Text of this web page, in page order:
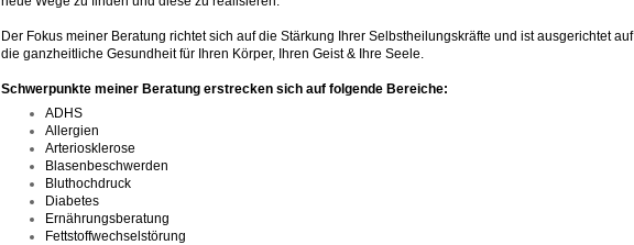
Der Fokus meiner Beratung richtet sich auf die Stärkung Ihrer Selbstheilungskräfte und ist ausgerichtet auf
die ganzheitliche Gesundheit für Ihren Körper, Ihren Geist & Ihre Seele.
Schwerpunkte meiner Beratung erstrecken sich auf folgende Bereiche:
ADHS
Allergien
Arteriosklerose
Blasenbeschwerden
Bluthochdruck
Diabetes
Ernährungsberatung
Fettstoffwechselstörung